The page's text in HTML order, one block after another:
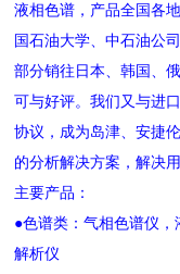
液相色谱，产品全国各
国石油大学、中石油公
部分销往日本、韩国、
可与好评。我们又与进
协议，成为岛津、安捷
的分析解决方案，解决
主要产品：
●色谱类：气相色谱仪
解析仪